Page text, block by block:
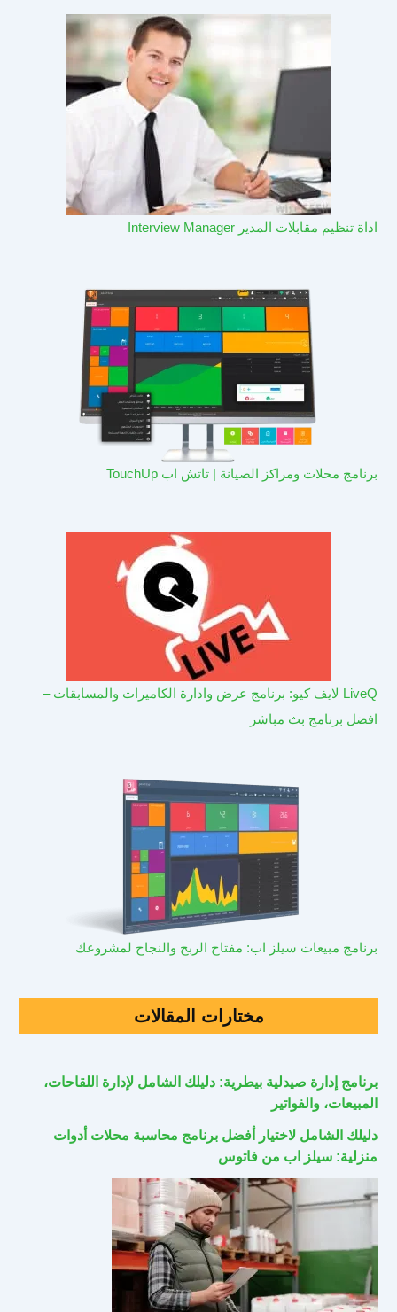
اداة تنظيم مقابلات المدير Interview Manager
برنامج محلات ومراكز الصيانة | تاتش اب TouchUp
LiveQ لايف كيو: برنامج عرض وادارة الكاميرات والمسابقات –
افضل برنامج بث مباشر
برنامج مبيعات سيلز اب: مفتاح الربح والنجاح لمشروعك
مختارات المقالات
برنامج إدارة صيدلية بيطرية: دليلك الشامل لإدارة اللقاحات،
المبيعات، والفواتير
دليلك الشامل لاختيار أفضل برنامج محاسبة محلات أدوات
منزلية: سيلز اب من فاتوس